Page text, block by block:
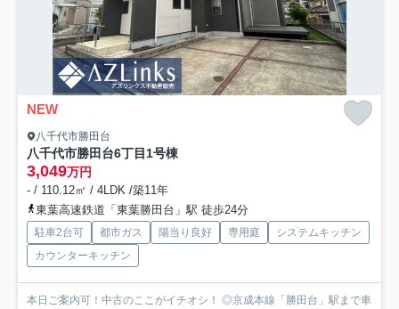
NEW
八千代市勝田台
八千代市勝田台6丁目1号棟
3,049万円
- / 110.12㎡ / 4LDK /築11年
東葉高速鉄道「東葉勝田台」駅 徒歩24分
駐車2台可 都市ガス 陽当り良好 専用庭
システムキッチン
カウンターキッチン
本日ご案内可！中古のここがイチオシ！ ◎京成本線「勝田台」駅まで車